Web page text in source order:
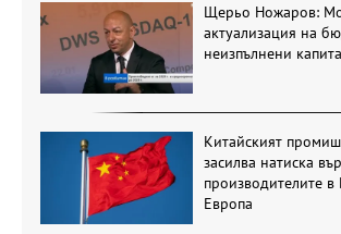
Щерьо Ножаров:
актуализация на
неизпълнени
Китайският
засилва натиска
производителите в
Европа